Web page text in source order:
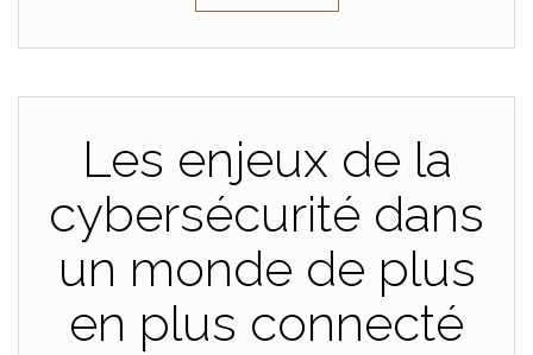
Les enjeux de la
cybersécurité dans
un monde de plus
en plus connecté